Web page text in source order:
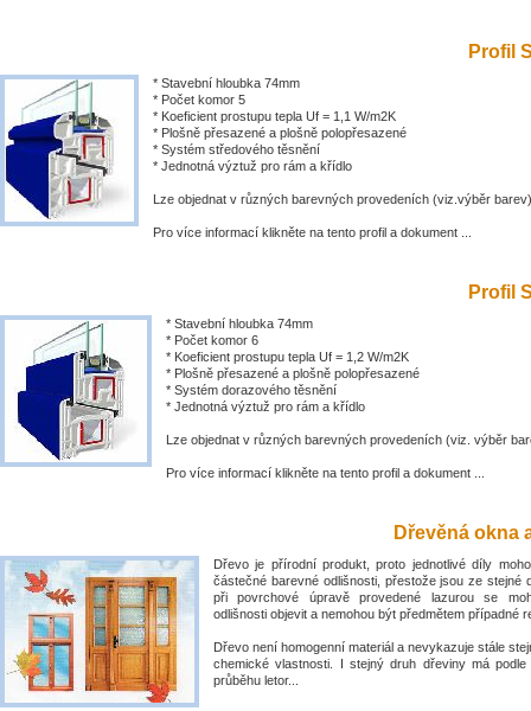
Profil
* Stavební hloubka 74mm
* Počet komor 5
* Koeficient prostupu tepla Uf = 1,1 W/m2K
* Plošně přesazené a plošně polopřesazené
* Systém středového těsnění
* Jednotná výztuž pro rám a křídlo
Lze objednat v různých barevných provedeních (viz.výběr barev)
Pro více informací klikněte na tento profil a dokument ...
Profil
* Stavební hloubka 74mm
* Počet komor 6
* Koeficient prostupu tepla Uf = 1,2 W/m2K
* Plošně přesazené a plošně polopřesazené
* Systém dorazového těsnění
* Jednotná výztuž pro rám a křídlo
Lze objednat v různých barevných provedeních (viz. výběr
Pro více informací klikněte na tento profil a dokument ...
Dřevěná okna
Dřevo je přírodní produkt, proto jednotlivé díly
částečné barevné odlišnosti, přestože jsou ze stejné
při povrchové úpravě provedené lazurou se
odlišnosti objevit a nemohou být předmětem případné
Dřevo není homogenní materiál a nevykazuje stále
chemické vlastnosti. I stejný druh dřeviny má
průběhu letor...